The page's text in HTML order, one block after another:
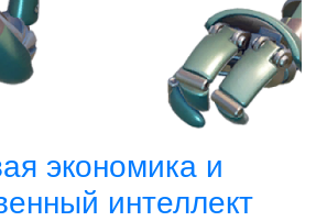
экономика и
интеллект